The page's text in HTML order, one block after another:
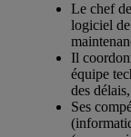
Le chef
logiciel de
Il
équipe
des
Ses